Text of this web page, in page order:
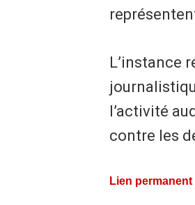
L’instance
l’activité
contre les
Lien permanent